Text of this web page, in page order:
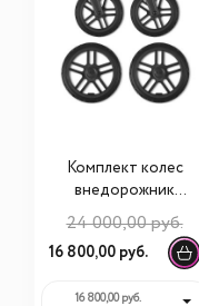
Комплект колес
внедорожник
UPPAbaby Vista
V2/V3
24 000,00 руб.
16 800,00 руб.
16 800,00 руб.